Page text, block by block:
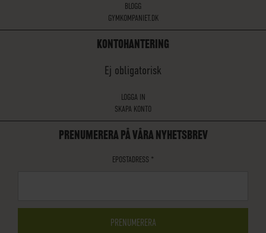
BLOGG
GYMKOMPANIET.DK
KONTOHANTERING
Ej obligatorisk
LOGGA IN
SKAPA KONTO
PRENUMERERA PÅ VÅRA NYHETSBREV
EPOSTADRESS *